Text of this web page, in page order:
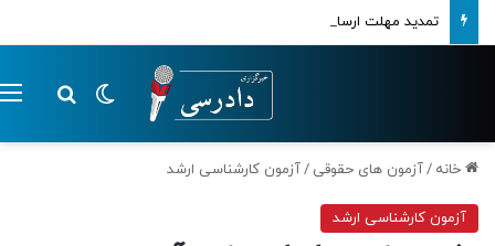
تمدید مهلت ارسال اظهارنامه‌های مالیاتی تا پایان تابستان 1405
تغییر پوسته
خانه /آزمون های حقوقی /آزمون کارشناسی ارشد
آزمون کارشناسی ارشد